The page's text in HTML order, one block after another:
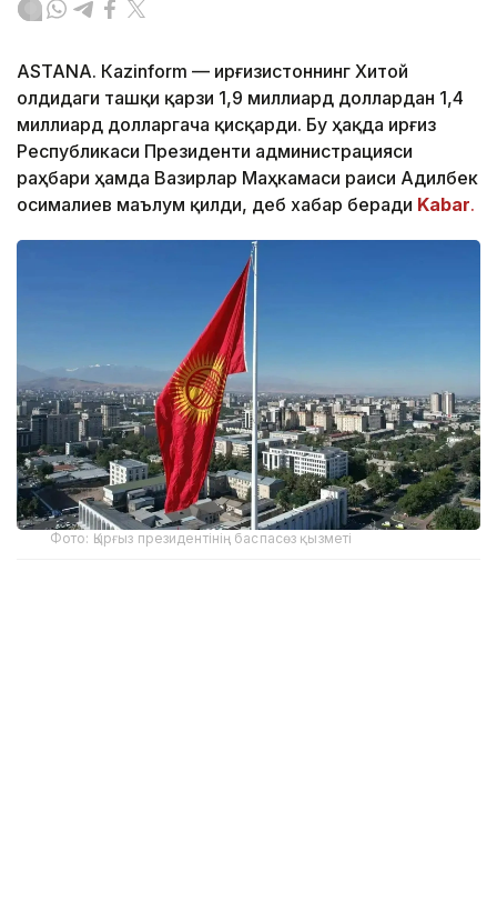
ASTANА. Кazinform — Қирғизистоннинг Хитой
олдидаги ташқи қарзи 1,9 миллиард доллардан 1,4
миллиард долларгача қисқарди. Бу ҳақда Қирғиз
Республикаси Президенти администрацияси
раҳбари ҳамда Вазирлар Маҳкамаси раиси Адилбек
Қосималиев маълум қилди, деб хабар беради Kabar.
Фото: Қырғыз президентінің баспасөз қызметі